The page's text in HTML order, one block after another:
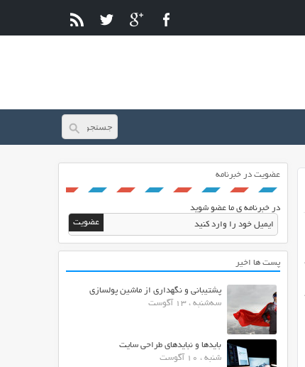
عضویت در خبرنامه
در خبرنامه ی ما عضو شوید
پست ها اخیر
پشتیبانی و نگهداری از ماشین پولسازی
سه‌شنبه ، 13 آگوست
بایدها و نبایدهای طراحی سایت
شنبه ، 10 آگوست